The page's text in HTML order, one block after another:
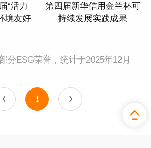
“活力
境友好
第四届新华信用金兰杯可
持续发展实践成果
分ESG荣誉，统计于2025年12月
1